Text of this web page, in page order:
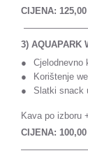
CIJENA:
3) AQUAPARK
Cjelodnevno
Korištenje
Slatki snack
Kava po izboru
CIJENA: